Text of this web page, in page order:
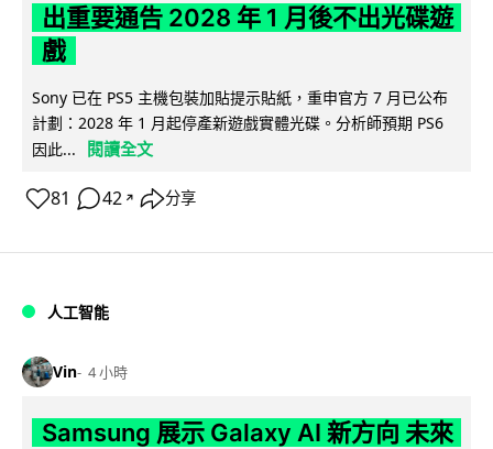
出重要通告 2028 年 1 月後不出光碟遊
戲
Sony 已在 PS5 主機包裝加貼提示貼紙，重申官方 7 月已公布
計劃：2028 年 1 月起停產新遊戲實體光碟。分析師預期 PS6
因此...
閱讀全文
81 42 ↗ 分享
人工智能
Vin 4 小時
Samsung 展示 Galaxy AI 新方向 未來